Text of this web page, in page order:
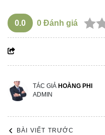
0.0 0 Đánh giá
TÁC GIẢ HOÀNG PHI
ADMIN
BÀI VIẾT TRƯỚC